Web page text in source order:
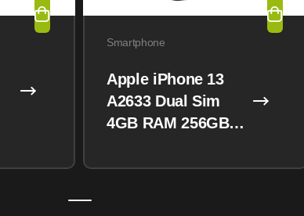
Smartphone
Apple iPhone 13
A2633 Dual Sim
4GB RAM 256GB